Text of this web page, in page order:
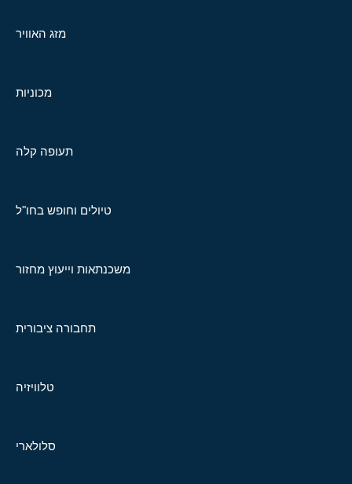
מזג האוויר
מכוניות
תעופה קלה
טיולים וחופש בחו"ל
משכנתאות וייעוץ מחזור
תחבורה ציבורית
טלוויזיה
סלולארי